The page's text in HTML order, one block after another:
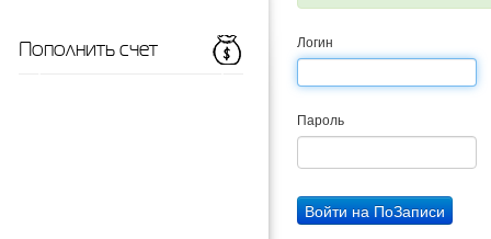
Логин
Пароль
Пополнить счет